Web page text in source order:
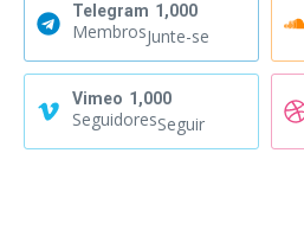
Telegram 1,000
MembrosJunte-se
Vimeo 1,000
SeguidoresSeguir